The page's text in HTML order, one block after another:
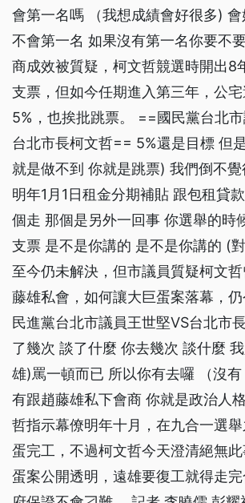
會第一名嗎 （我想成績會好很多)
不會第一名 如果沒有第一名你要不
商成效被質疑，柯文哲競選時開出8
支票，但如今任期進入第三年，公宅
5%，也挨批跳票。 ==國民黨台北
台北市長柯文哲== 5%還是目標 但
就是做不到 你就是跳票) 我們倒不
明年1月1日租金分期補貼 跟包租貸
個走 那個是另外一回事 你選舉的時
支票 是不是你講的 是不是你講的 (
至今仍未解決，但市議員質疑柯文
藤雄私會，如何讓大巨蛋案落幕，
民進黨台北市議員王世堅VS台北市
了幾次 談了什麼 你去幾次 談什麼
雄)罵一頓而已 所以你有去囉 （沒
有跟趙藤雄私下會商 你就是政治人
哲指示幕僚明年十月，在九合一選
蛋完工，不過柯文哲今天澄清絕無
蛋案公開透明，遠雄要復工就得走